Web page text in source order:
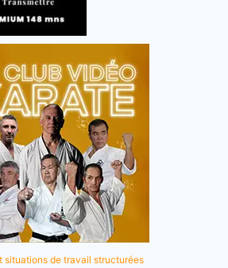
situations de travail structurées